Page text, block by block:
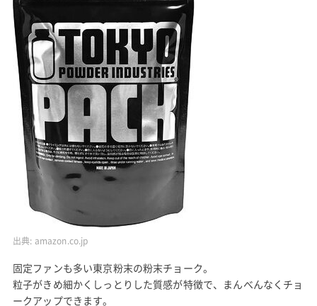
出典: amazon.co.jp
固定ファンも多い東京粉末の粉末チョーク。
粒子がきめ細かくしっとりした質感が特徴で、まんべんなくチョ
ークアップできます。